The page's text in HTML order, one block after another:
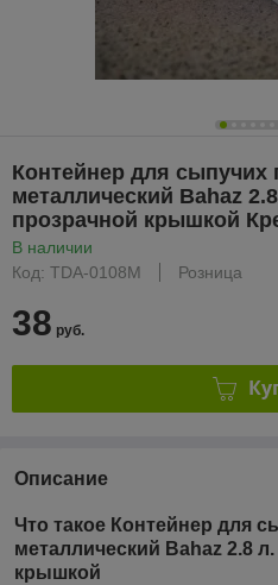
Контейнер для сыпучих
металлический Bahaz
прозрачной крышкой
В наличии
Код: TDA-0108М
Розница
38 руб.
Описание
Что такое Контейнер для
металлический Bahaz 2.8
крышкой